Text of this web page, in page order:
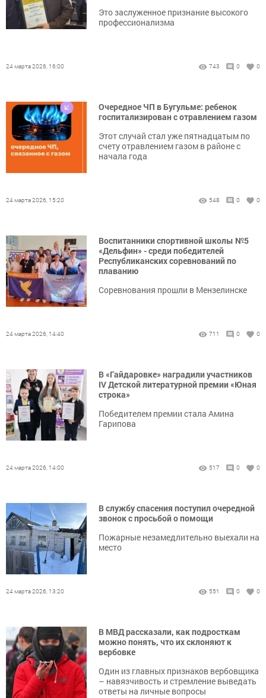
Это заслуженное признание высокого
профессионализма
24 марта 2026, 16:00 743 0 0
Очередное ЧП в Бугульме: ребенок
госпитализирован с отравлением газом
Этот случай стал уже пятнадцатым по
счету отравлением газом в районе с
начала года
24 марта 2026, 15:20 548 0 0
Воспитанники спортивной школы №5
«Дельфин» - среди победителей
Республиканских соревнований по
плаванию
Соревнования прошли в Мензелинске
24 марта 2026, 14:40 711 0 0
В «Гайдаровке» наградили участников
IV Детской литературной премии «Юная
строка»
Победителем премии стала Амина
Гарипова
24 марта 2026, 14:00 517 0 0
В службу спасения поступил очередной
звонок с просьбой о помощи
Пожарные незамедлительно выехали на
место
24 марта 2026, 13:20 551 0 0
В МВД рассказали, как подросткам
можно понять, что их склоняют к
вербовке
Один из главных признаков вербовщика
– навязчивость и стремление выведать
ответы на личные вопросы